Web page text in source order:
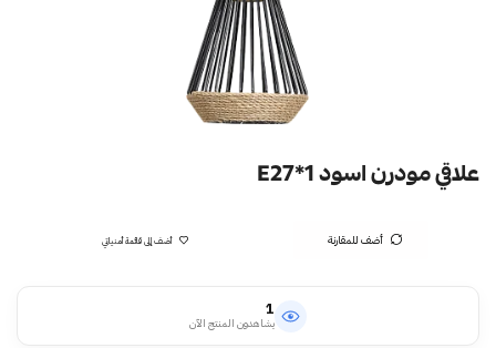
علاقي مودرن اسود E27*1
أضف للمقارنة أضف إلى قائمة أمنياتي
1
يشاهدون المنتج الآن